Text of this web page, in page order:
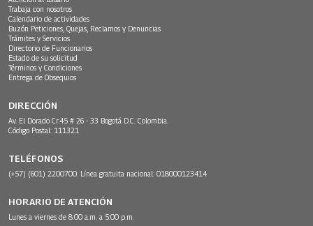
Trabaja con nosotros
Calendario de actividades
Buzón Peticiones, Quejas, Reclamos y Denuncias
Trámites y Servicios
Directorio de Funcionarios
Estado de su solicitud
Términos y Condiciones
Entrega de Obsequios
DIRECCIÓN
Av. El Dorado Cr.45 # 26 - 33 Bogotá D.C. Colombia.
Código Postal: 111321
TELÉFONOS
(+57) (601) 2200700. Línea gratuita nacional: 018000123414
HORARIO DE ATENCIÓN
Lunes a viernes de 8:00 a.m. a 5:00 p.m.